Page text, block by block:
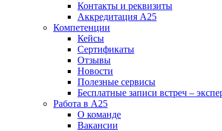
Контакты и реквизиты
Аккредитация А25
Компетенции
Кейсы
Сертификаты
Отзывы
Новости
Полезные сервисы
Бесплатные записи встреч –
Работа в А25
О команде
Вакансии